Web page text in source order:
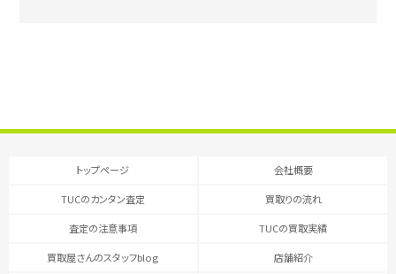
トップページ 会社概要
TUCのカンタン査定 買取りの流れ
査定の注意事項 TUCの買取実績
買取屋さんのスタッフblog 店舗紹介